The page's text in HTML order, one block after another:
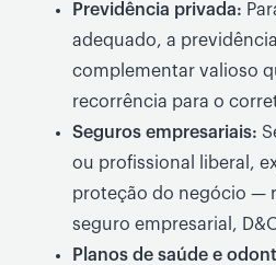
Previdência privada:
adequado, a
complementar valioso
recorrência para o
Seguros empresariais:
ou profissional liberal,
proteção do negócio —
seguro empresarial,
Planos de saúde e